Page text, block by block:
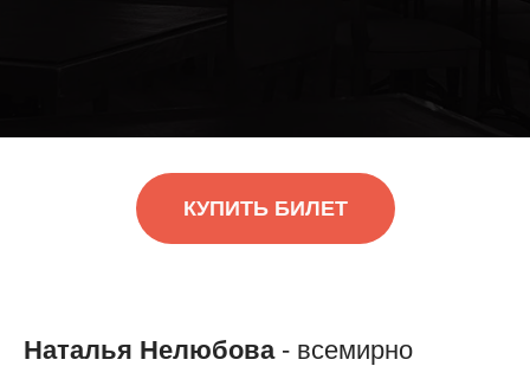
КУПИТЬ БИЛЕТ
Наталья Нелюбова- всемирно